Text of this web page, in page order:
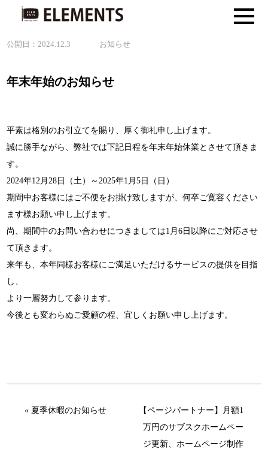
公開日：2024.12.3 お知らせ
年末年始のお知らせ
平素は格別のお引立てを賜り、厚く御礼申し上げます。
誠に勝手ながら、弊社では下記日程を年末年始休業とさせて頂きま
す。
2024年12月28日（土）～2025年1月5日（日）
期間中お客様にはご不便をお掛け致しますが、何卒ご寛容ください
ます様お願い申し上げます。
尚、期間中のお問い合わせにつきましては1月6日以降にご対応させ
て頂きます。
来年も、本年同様お客様にご満足いただけるサービスの提供を目指
し、
より一層努力して参ります。
今後とも変わらぬご愛顧の程、宜しくお願い申し上げます。
« 夏季休暇のお知らせ
【ページパートナー】月額1
万円のサブスクホームペー
ジ更新、ホームページ制作